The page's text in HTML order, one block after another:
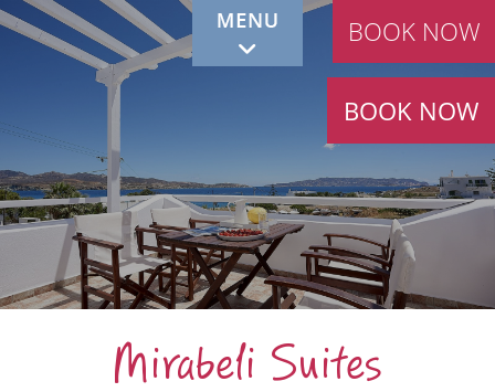
BOOK NOW
Καλώς ήρθατε στη Μήλο, καλώς ήρθατε στο
Mirabeli Suites
BOOK NOW
Mirabeli Suites